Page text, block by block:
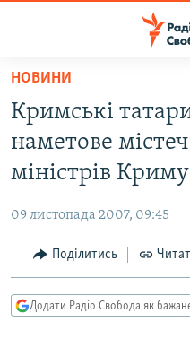
Перейти
основного
матеріалу
Перейти
до
основної
Перейти
до
пошуку
ВСЕ ЗА ДОБУ
СТАТТІ
ЕКОНОМІКА
СУСПІЛЬСТВО
РОСІЙСЬКА «ФІЛЬТРАЦІЯ»
ДОНБАС.РЕАЛІЇ
ТИ ЯК?
НОВИНИ
Кримські
наметове
міністрів
09 листопада 2007, 09:45
Поділитись
Додати Радіо Свобода як